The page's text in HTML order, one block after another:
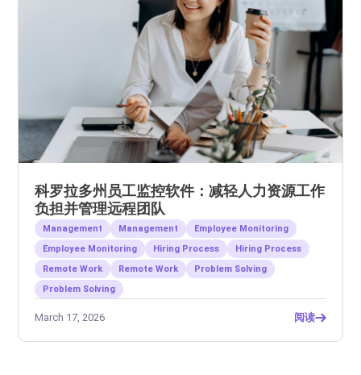
科罗拉多州员工监控软件：减轻人力资源工作
负担并管理远程团队
Management Management
Employee Monitoring
Employee Monitoring
Hiring Process
Hiring Process
Remote Work
Remote Work
Problem Solving
Problem Solving
March 17, 2026 阅读